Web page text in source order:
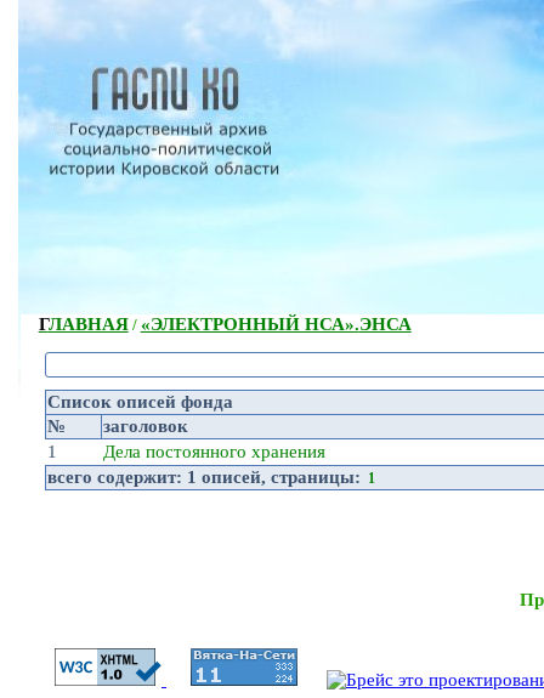
ГЛАВНАЯ/ «ЭЛЕКТРОННЫЙ НСА».ЭНСА
Список описей фонда
№
заголовок
1
Дела постоянного хранения
всего содержит: 1 описей, страницы: 1